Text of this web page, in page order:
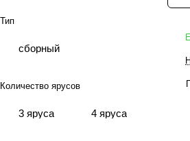
Тип
сборный
Количество ярусов
3 яруса 4 яруса